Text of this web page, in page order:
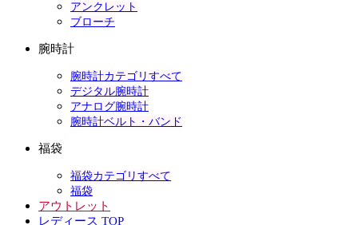
アンクレット
ブローチ
腕時計
腕時計カテゴリすべて
デジタル腕時計
アナログ腕時計
腕時計ベルト・バンド
福袋
福袋カテゴリすべて
福袋
アウトレット
レディース TOP